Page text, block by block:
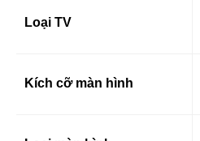
Loại TV
Kích cỡ màn hình